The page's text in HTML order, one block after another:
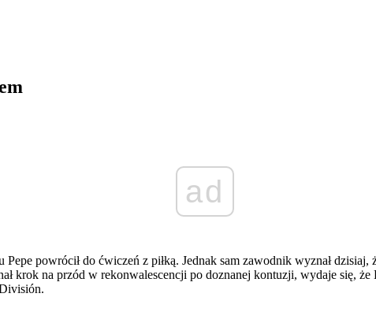
ad
powrócił do ćwiczeń z piłką. Jednak sam zawodnik wyznał
krok na przód w rekonwalescencji po doznanej kontuzji, wydaje się,